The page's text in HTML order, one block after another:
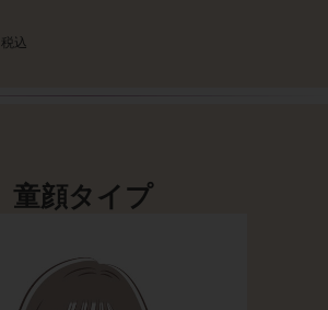
税込
童顔タイプ